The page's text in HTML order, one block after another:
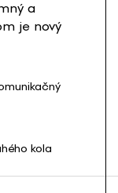
a
je nový
kola